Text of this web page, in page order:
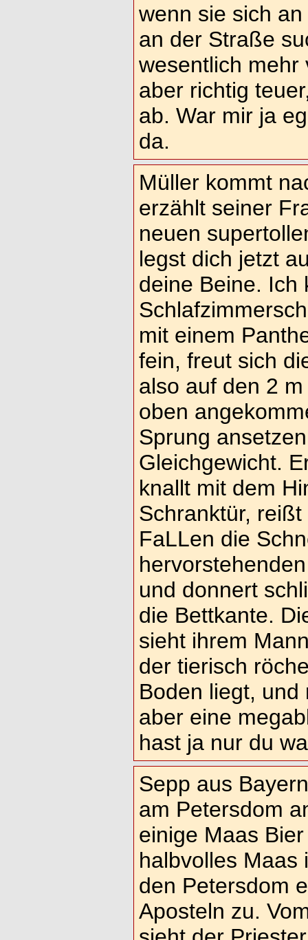
wenn sie sich
an der Straße
wesentlich mehr
aber richtig
ab. War mir ja
da.
Müller kommt
erzählt seiner
neuen
legst dich jetzt
deine Beine. Ich
mit einem
fein, freut sich
also auf den 2
oben
Sprung
Gleichgewicht.
knallt mit dem
Schranktür,
FaLLen die
und donnert
die Bettkante.
sieht ihrem
der tierisch
Boden liegt,
aber eine
hast ja nur du
Sepp aus
am Petersdom
einige Maas
halbvolles Maas
den Petersdom
Aposteln zu.